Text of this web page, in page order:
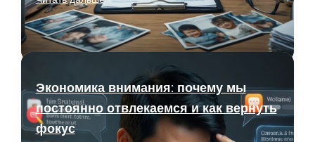
иногда
вредит
качеству
мнение
и
причины
Экономика внимания: почему мы
постоянно отвлекаемся и как вернуть
фокус